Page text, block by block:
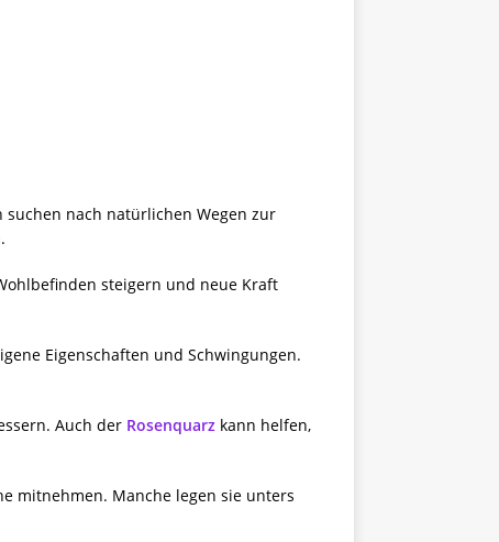
nach natürlichen Wegen zur
steigern und neue Kraft
Eigenschaften und Schwingungen.
Auch der Rosenquarz kann helfen,
mitnehmen. Manche legen sie unters